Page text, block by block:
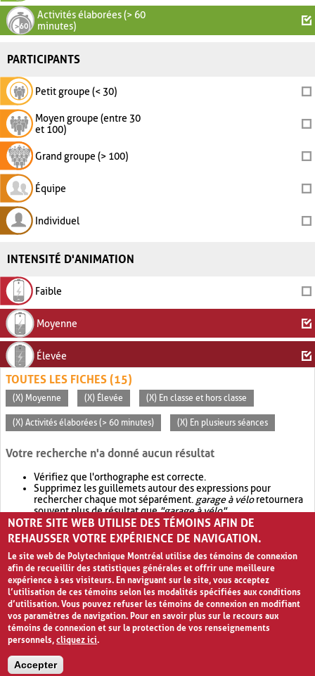
Activités élaborées (> 60
minutes)
PARTICIPANTS
Petit groupe (< 30)
Moyen groupe (entre 30
et 100)
Grand groupe (> 100)
Équipe
Individuel
INTENSITÉ D'ANIMATION
Faible
Moyenne
Élevée
TOUTES LES FICHES (15)
(X) Moyenne (X) Élevée (X) En classe et hors classe
(X) Activités élaborées (> 60 minutes) (X) En plusieurs séances
Votre recherche n'a donné aucun résultat
Vérifiez que l'orthographe est correcte.
Supprimez les guillemets autour des expressions pour
rechercher chaque mot séparément. garage à véloretournera
souvent plus de résultat que"garage à vélo".
Envisagez d'élargir votre recherche avec OR.garage OR vélo
retournera souvent plus de résultat quegarage à vélo
NOTRE SITE WEB UTILISE DES TÉMOINS AFIN DE
REHAUSSER VOTRE EXPÉRIENCE DE NAVIGATION.
Le site web de Polytechnique Montréal utilise des témoins de connexion
afin de recueillir des statistiques générales et offrir une meilleure
expérience à ses visiteurs. En naviguant sur le site, vous acceptez
l’utilisation de ces témoins selon les modalités spécifiées aux conditions
d’utilisation. Vous pouvez refuser les témoins de connexion en modifiant
vos paramètres de navigation. Pour en savoir plus sur le recours aux
témoins de connexion et sur la protection de vos renseignements
personnels,cliquez ici.
Accepter